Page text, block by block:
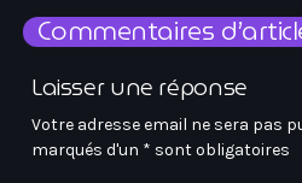
Commentaires
Laisser une réponse
Votre adresse email ne sera pas
marqués d'un * sont obligatoires